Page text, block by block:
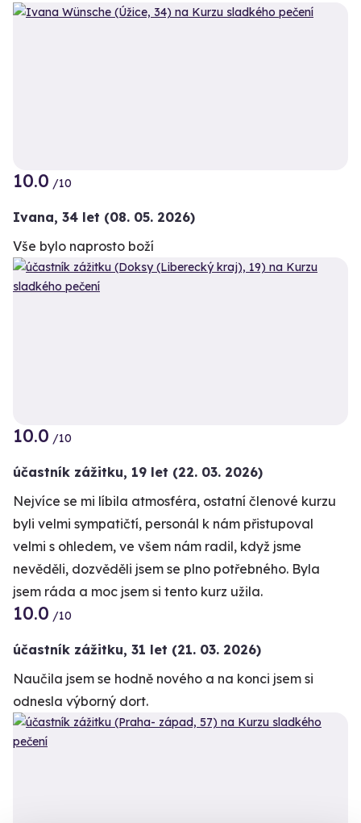
10.0 /10
Ivana, 34 let (08. 05. 2026)
Vše bylo naprosto boží
+4
10.0 /10
účastník zážitku, 19 let (22. 03. 2026)
Nejvíce se mi líbila atmosféra, ostatní členové kurzu
byli velmi sympatičtí, personál k nám přistupoval
velmi s ohledem, ve všem nám radil, když jsme
nevěděli, dozvěděli jsem se plno potřebného. Byla
jsem ráda a moc jsem si tento kurz užila.
10.0 /10
účastník zážitku, 31 let (21. 03. 2026)
Naučila jsem se hodně nového a na konci jsem si
odnesla výborný dort.